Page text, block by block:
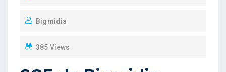
S
E
Bigmidia
385 Views